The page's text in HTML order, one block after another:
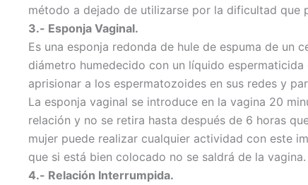
método a dejado de utilizarse por la dificultad que
3.- Esponja Vaginal.
Es una esponja redonda de hule de espuma de un
diámetro humedecido con un líquido
aprisionar a los espermatozoides en sus redes y
La esponja vaginal se introduce en la vagina 20
relación y no se retira hasta después de 6 horas
mujer puede realizar cualquier actividad con este
que si está bien colocado no se saldrá de la vagina.
4.- Relación Interrumpida.